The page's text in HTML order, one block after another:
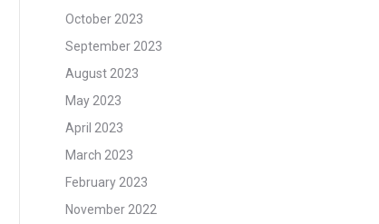
October 2023
September 2023
August 2023
May 2023
April 2023
March 2023
February 2023
November 2022